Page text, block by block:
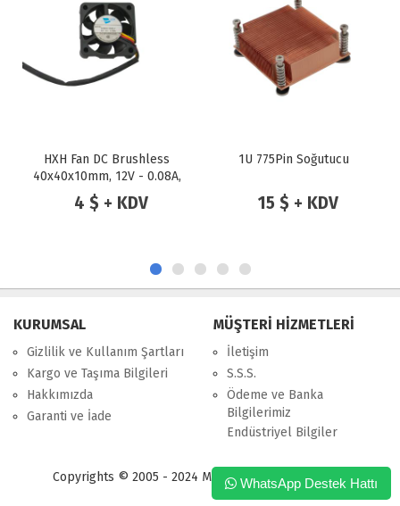
1U 775Pin Soğutucu
15 $ + KDV
TGC-03A-PRO METAL KIZAK
33 $ + KDV
KURUMSAL
Gizlilik ve Kullanım Şartları
Kargo ve Taşıma Bilgileri
Hakkımızda
Garanti ve İade
MÜŞTERİ HİZMETLERİ
İletişim
S.S.S.
Ödeme ve Banka
Bilgilerimiz
Endüstriyel Bilgiler
Copyrights © 2005 - 2024 Merpa Bilgi İşlem Ltd. Şti.
WhatsApp Destek Hattı